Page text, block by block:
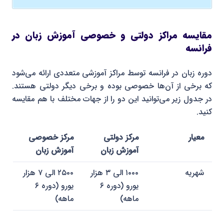
مقایسه مراکز دولتی و خصوصی آموزش زبان در
فرانسه
دوره زبان در فرانسه توسط مراکز آموزشی متعددی ارائه می‌شود
که برخی از آن‌ها خصوصی بوده و برخی دیگر دولتی هستند.
در جدول زیر می‌توانید این دو را از جهات مختلف با هم مقایسه
کنید.
معیار
مرکز دولتی
آموزش زبان
مرکز خصوصی
آموزش زبان
شهریه
۱۰۰۰ الی ۳ هزار
یورو (دوره ۶
ماهه)
۲۵۰۰ الی ۷ هزار
یورو (دوره ۶
ماهه)